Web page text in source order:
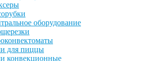
оборудование
для пиццы
конвекционные